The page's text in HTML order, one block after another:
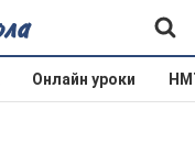
Онлайн уроки